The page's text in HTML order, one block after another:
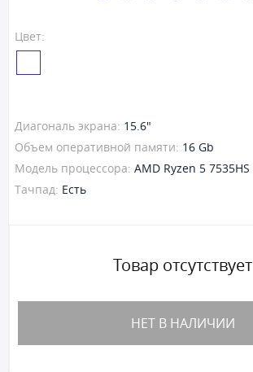
Цвет:
Диагональ экрана: 15.6"
Объем оперативной памяти: 16 Gb
Модель процессора: AMD Ryzen 5 7535HS
Тачпад: Есть
Товар отсутствует
НЕТ В НАЛИЧИИ